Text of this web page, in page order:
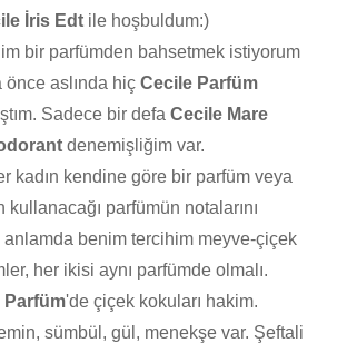
İris Edtile hoşbuldum:)
bir parfümden bahsetmek istiyorum
önce aslında hiç Cecile Parfüm
Sadece bir defa Cecile Mare
denemişliğim var.
kadın kendine göre bir parfüm veya
kullanacağı parfümün notalarını
anlamda benim tercihim meyve-çiçek
her ikisi aynı parfümde olmalı.
Parfüm'de çiçek kokuları hakim.
sümbül, gül, menekşe var. Şeftali